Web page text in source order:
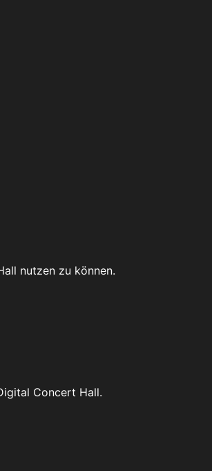
nutzen zu können.
Concert Hall.